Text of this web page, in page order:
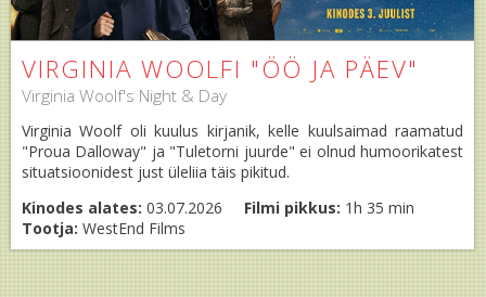
VIRGINIA WOOLFI "ÖÖ JA PÄEV"
Virginia Woolf's Night & Day
Virginia Woolf oli kuulus kirjanik, kelle kuulsaimad raamatud
"Proua Dalloway" ja "Tuletorni juurde" ei olnud humoorikatest
situatsioonidest just üleliia täis pikitud.
Kinodes alates: 03.07.2026 Filmi pikkus: 1h 35 min
Tootja: WestEnd Films